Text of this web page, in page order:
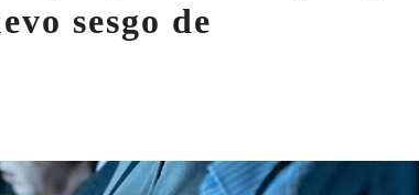
sesgo de